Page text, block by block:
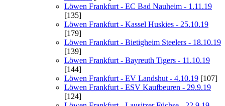
Löwen Frankfurt - EC Bad Nauheim - 1.11.19
[135]
Löwen Frankfurt - Kassel Huskies - 25.10.19
[179]
Löwen Frankfurt - Bietigheim Steelers - 18.10.19
[139]
Löwen Frankfurt - Bayreuth Tigers - 11.10.19
[144]
Löwen Frankfurt - EV Landshut - 4.10.19 [107]
Löwen Frankfurt - ESV Kaufbeuren - 29.9.19
[124]